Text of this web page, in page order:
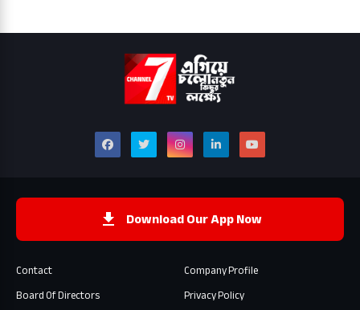
Download Our App Now
Contact
Company Profile
Board Of Directors
Privacy Policy